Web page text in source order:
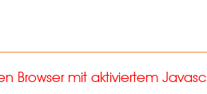
Browser mit aktiviertem